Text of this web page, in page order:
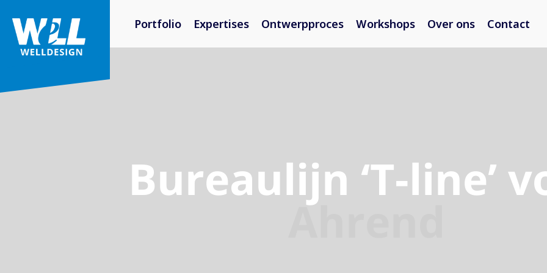
Portfolio Expertises Ontwerpproces Workshops Over ons Contact
Bureaulijn ‘T-line’
Ahrend